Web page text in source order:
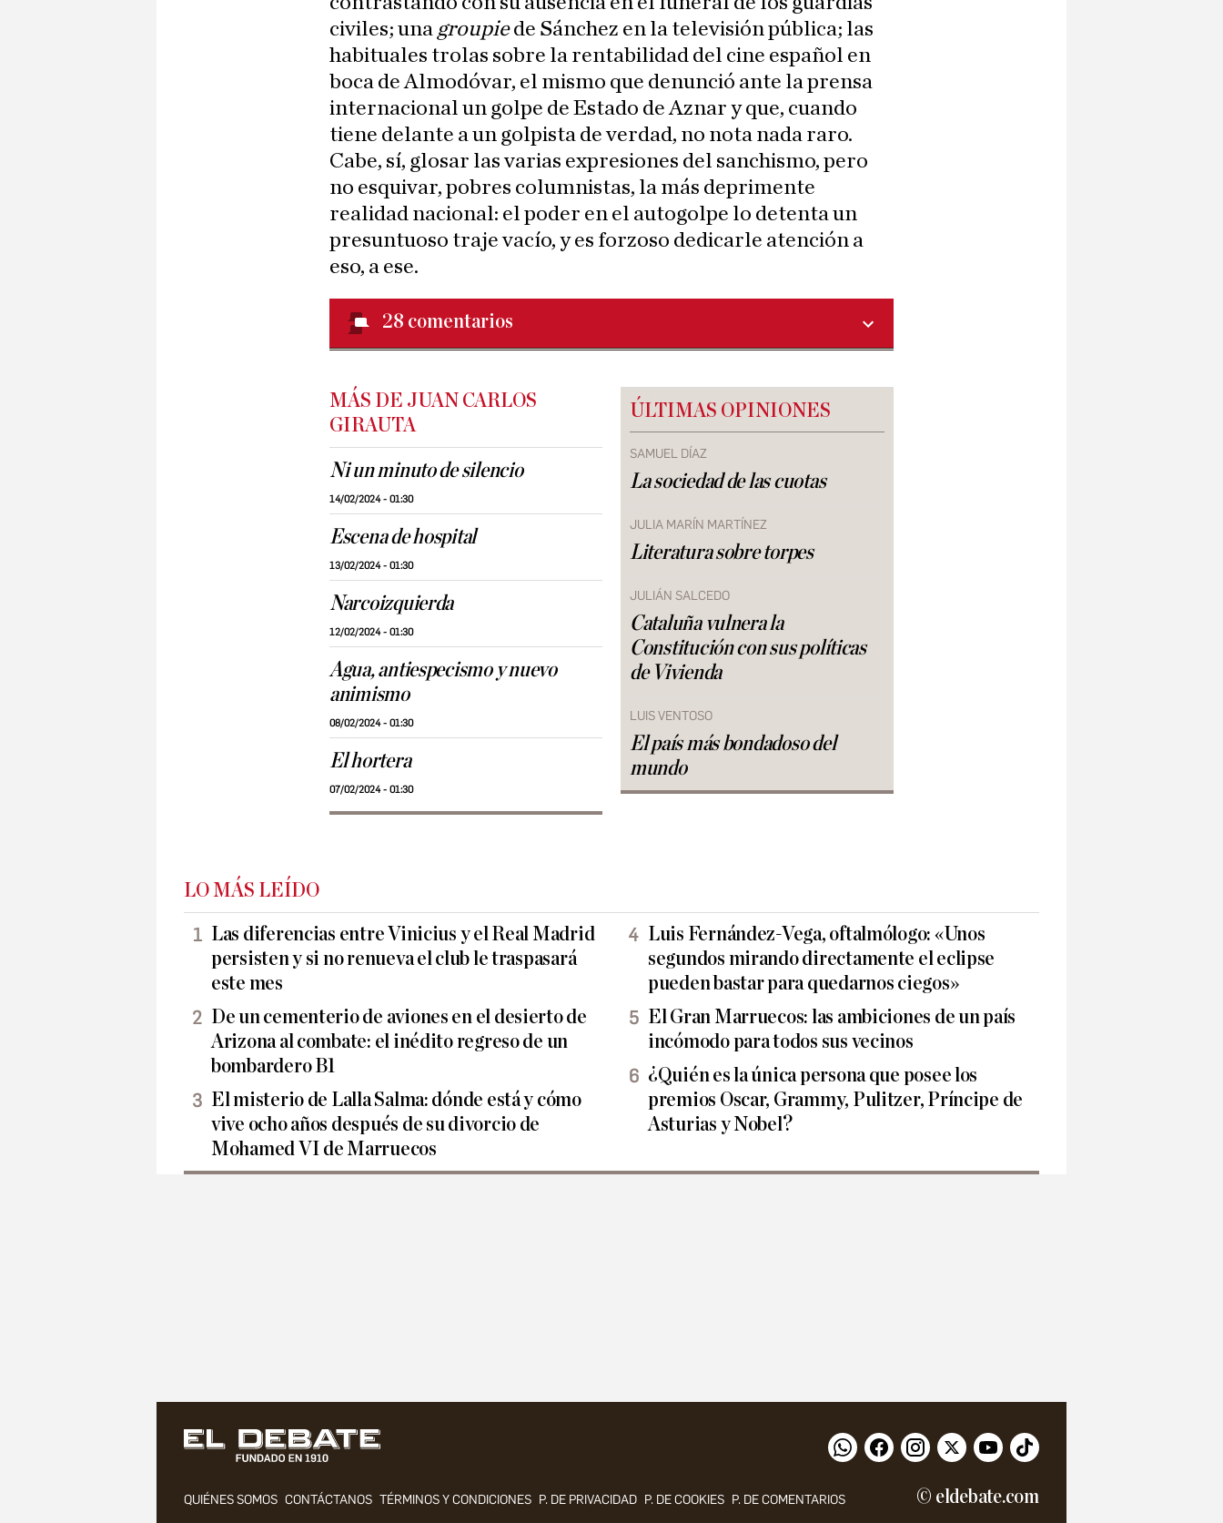
civiles; una groupiede Sánchez en la televisión pública; las
habituales trolas sobre la rentabilidad del cine español en
boca de Almodóvar, el mismo que denunció ante la prensa
internacional un golpe de Estado de Aznar y que, cuando
tiene delante a un golpista de verdad, no nota nada raro.
Cabe, sí, glosar las varias expresiones del sanchismo, pero
no esquivar, pobres columnistas, la más deprimente
realidad nacional: el poder en el autogolpe lo detenta un
presuntuoso traje vacío, y es forzoso dedicarle atención a
eso, a ese.
28 comentarios
MÁS DE JUAN CARLOS
GIRAUTA
Ni un minuto de silencio
14/02/2024 - 01:30
Escena de hospital
13/02/2024 - 01:30
Narcoizquierda
12/02/2024 - 01:30
Agua, antiespecismo y nuevo
animismo
08/02/2024 - 01:30
El hortera
07/02/2024 - 01:30
ÚLTIMAS OPINIONES
SAMUEL DÍAZ
La sociedad de las cuotas
JULIA MARÍN MARTÍNEZ
Literatura sobre torpes
JULIÁN SALCEDO
Cataluña vulnera la
Constitución con sus políticas
de Vivienda
LUIS VENTOSO
El país más bondadoso del
mundo
LO MÁS LEÍDO
Las diferencias entre Vinicius y el Real Madrid
persisten y si no renueva el club le traspasará
este mes
De un cementerio de aviones en el desierto de
Arizona al combate: el inédito regreso de un
bombardero B1
El misterio de Lalla Salma: dónde está y cómo
vive ocho años después de su divorcio de
Mohamed VI de Marruecos
Luis Fernández-Vega, oftalmólogo: «Unos
segundos mirando directamente el eclipse
pueden bastar para quedarnos ciegos»
El Gran Marruecos: las ambiciones de un país
incómodo para todos sus vecinos
¿Quién es la única persona que posee los
premios Oscar, Grammy, Pulitzer, Príncipe de
Asturias y Nobel?
QUIÉNES SOMOS CONTÁCTANOS TÉRMINOS Y CONDICIONES P. DE PRIVACIDAD P. DE COOKIES P. DE COMENTARIOS © eldebate.com